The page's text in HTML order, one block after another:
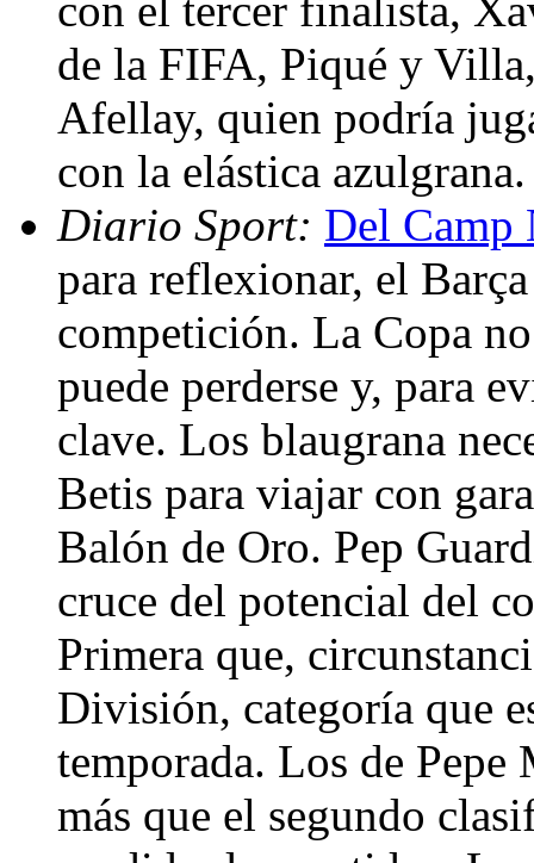
de la FIFA, Piqué y
Afellay, quien podría
con la elástica
Diario Sport: Del Camp
para reflexionar, el
competición. La Copa
puede perderse y, para
clave. Los blaugrana
Betis para viajar con
Balón de Oro. Pep
cruce del potencial del
Primera que,
División, categoría que
temporada. Los de
más que el segundo